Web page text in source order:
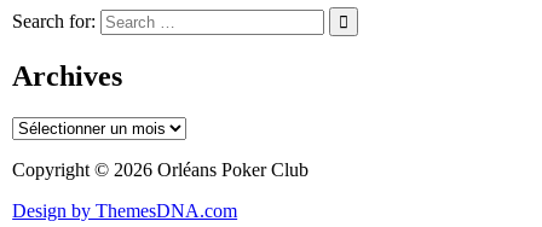
Search for:
Archives
Archives
Copyright © 2026 Orléans Poker Club
Design by ThemesDNA.com